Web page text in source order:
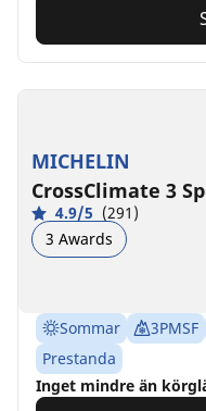
MICHELIN
CrossClimate 3
4.9/5 (291)
3 Awards
Sommar 3PMSF
Prestanda
Inget mindre än